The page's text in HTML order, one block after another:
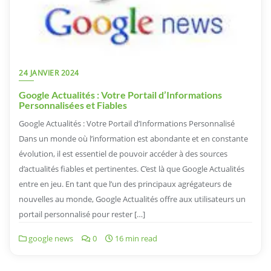
24 JANVIER 2024
Google Actualités : Votre Portail d’Informations
Personnalisées et Fiables
Google Actualités : Votre Portail d’Informations Personnalisé
Dans un monde où l’information est abondante et en constante
évolution, il est essentiel de pouvoir accéder à des sources
d’actualités fiables et pertinentes. C’est là que Google Actualités
entre en jeu. En tant que l’un des principaux agrégateurs de
nouvelles au monde, Google Actualités offre aux utilisateurs un
portail personnalisé pour rester […]
google news 0 16 min read